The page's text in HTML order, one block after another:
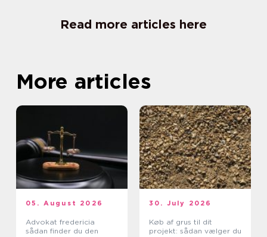
Read more articles here
More articles
05. August 2026
Advokat fredericia
sådan finder du den
30. July 2026
Køb af grus til dit
projekt: sådan vælger du